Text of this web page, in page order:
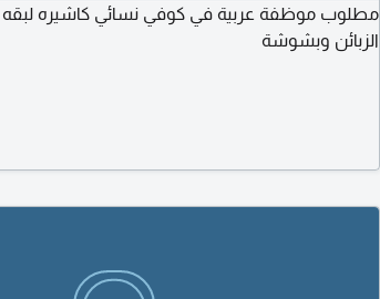
مطلوب موظفة عربية في كوفي نسائي كاشيره لبقه
الزبائن وبشوشة